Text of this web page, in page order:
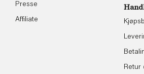
Presse
Affiliate
Retur